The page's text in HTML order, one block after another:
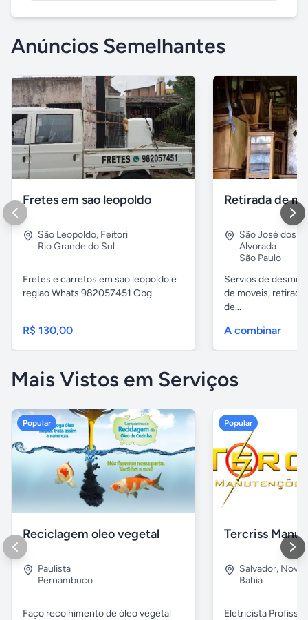
Anúncios Semelhantes
Fretes em sao leopoldo
São Leopoldo, Feitori
Rio Grande do Sul
Fretes e carretos em sao leopoldo e
regiao Whats 982057451 Obg..
R$ 130,00
São José dos
Alvorada
São Paulo
Servios de
de moveis,
de...
A combinar
Mais Vistos em Serviços
Popular
Reciclagem oleo vegetal
Paulista
Pernambuco
Faço recolhimento de óleo vegetal
Popular
Salvador, Nova
Bahia
Eletricista